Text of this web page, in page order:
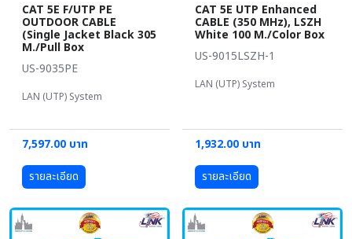
CAT 5E F/UTP PE
OUTDOOR CABLE
(Single Jacket Black 305
M./Pull Box
US-9035PE
LAN (UTP) System
7,597.00 บาท
รายละเอียด
CAT 5E UTP Enhanced
CABLE (350 MHz), LSZH
White 100 M./Color Box
US-9015LSZH-1
LAN (UTP) System
1,932.00 บาท
รายละเอียด